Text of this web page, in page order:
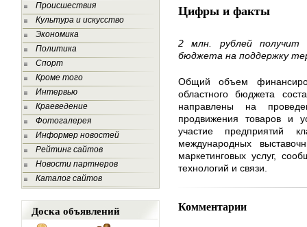
Происшествия
Культура и искусство
Экономика
Политика
Спорт
Кроме того
Интервью
Краеведение
Фотогалерея
Информер новостей
Рейтинг сайтов
Новости партнеров
Каталог сайтов
Доска объявлений
Цифры и факты
2 млн. рублей получит
бюджета на поддержку
Общий объем
областного бюджета
направлены на
продвижения товаров и
участие предприятий
международных
маркетинговых услуг,
технологий и связи.
Комментарии